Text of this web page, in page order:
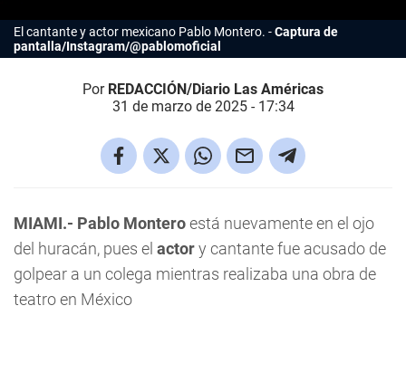
El cantante y actor mexicano Pablo Montero.
Captura de
pantalla/Instagram/@pablomoficial
Por REDACCIÓN/Diario Las Américas
31 de marzo de 2025 - 17:34
MIAMI.- Pablo Monteroestá nuevamente en el ojo
del huracán, pues el actory cantante fue acusado de
golpear a un colega mientras realizaba una obra de
teatro en México